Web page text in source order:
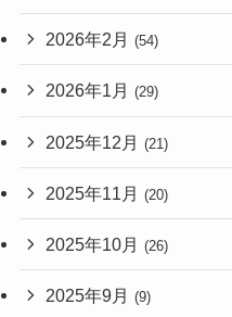
2026年2月 (54)
2026年1月 (29)
2025年12月 (21)
2025年11月 (20)
2025年10月 (26)
2025年9月 (9)